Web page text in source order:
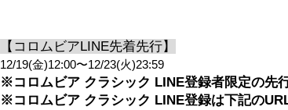
【コロムビアLINE先着先行】
12/19(金)12:00〜12/23(火)23:59
※コロムビア クラシック LINE登録者限定の先
※コロムビア クラシック LINE登録は下記の